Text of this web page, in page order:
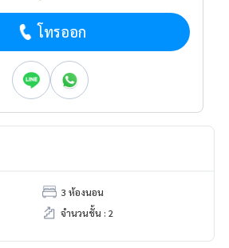
โทรออก
3 ห้องนอน
จำนวนชั้น : 2